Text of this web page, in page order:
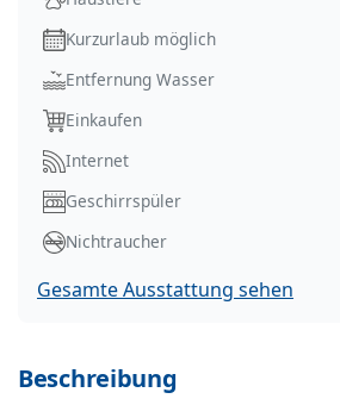
Kurzurlaub möglich
Entfernung Wasser
Einkaufen
Internet
Geschirrspüler
Nichtraucher
Gesamte Ausstattung sehen
Beschreibung